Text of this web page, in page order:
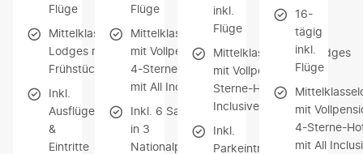
Flüge
Mittelklassehotels/-
Lodges mit
Frühstück
Inkl.
Ausflüge
&
Eintritte
Flüge
Mittelklasselodges
mit Vollpension /
4-Sterne-Hotel
mit All Inclusive
Inkl. 6 Safaris
in 3
Nationalparks
inkl.
Flüge
Mittelklassehotels/Lodges
mit Vollpension / 4-
Sterne-Hotel mit All
Inclusive
Inkl.
Parkeintritte &
16-
tägig
inkl.
Flüge
mit
4-Sterne-
mit All